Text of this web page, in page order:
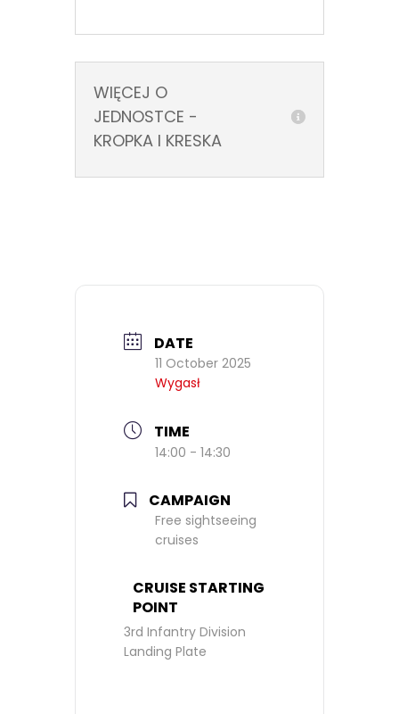
WIĘCEJ O
JEDNOSTCE -
KROPKA I KRESKA
DATE
11 October 2025
Wygasł
TIME
14:00 - 14:30
CAMPAIGN
Free sightseeing
cruises
CRUISE STARTING
POINT
3rd Infantry Division
Landing Plate